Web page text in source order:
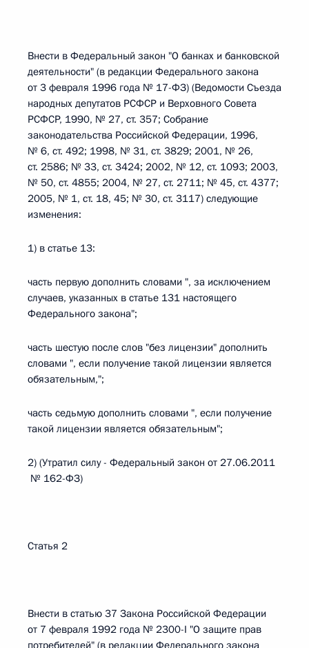
Внести в Федеральный закон "О банках и банковской
деятельности" (в редакции Федерального закона
от 3 февраля 1996 года № 17-ФЗ) (Ведомости Съезда
народных депутатов РСФСР и Верховного Совета
РСФСР, 1990, № 27, ст. 357; Собрание
законодательства Российской Федерации, 1996,
№ 6, ст. 492; 1998, № 31, ст. 3829; 2001, № 26,
ст. 2586; № 33, ст. 3424; 2002, № 12, ст. 1093; 2003,
№ 50, ст. 4855; 2004, № 27, ст. 2711; № 45, ст. 4377;
2005, № 1, ст. 18, 45; № 30, ст. 3117) следующие
изменения:
1) в статье 13:
часть первую дополнить словами ", за исключением
случаев, указанных в статье 131 настоящего
Федерального закона";
часть шестую после слов "без лицензии" дополнить
словами ", если получение такой лицензии является
обязательным,";
часть седьмую дополнить словами ", если получение
такой лицензии является обязательным";
2) (Утратил силу - Федеральный закон от 27.06.2011
№ 162-ФЗ)
Статья 2
Внести в статью 37 Закона Российской Федерации
от 7 февраля 1992 года № 2300-I "О защите прав
потребителей" (в редакции Федерального закона